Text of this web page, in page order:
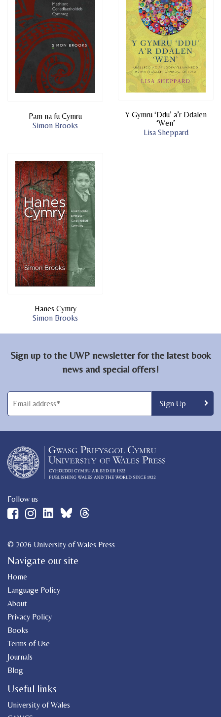
Pam na fu Cymru
Simon Brooks
Y Gymru ‘Ddu’ a’r Ddalen
‘Wen’
Lisa Sheppard
Hanes Cymry
Simon Brooks
Sign up to the UWP newsletter for the latest book
news and special offers!
Follow us
© 2026 University of Wales Press
Navigate our site
Home
Language Policy
About
Privacy Policy
Books
Terms of Use
Journals
Blog
Useful links
University of Wales